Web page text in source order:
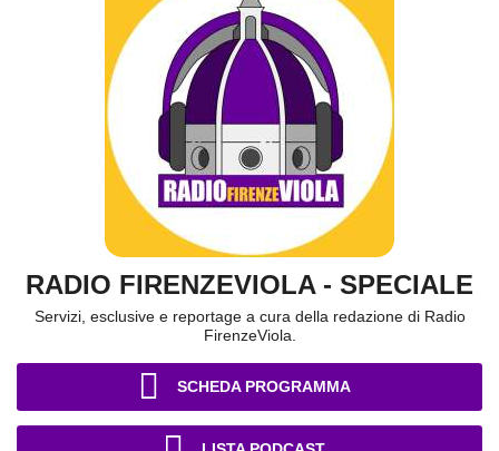
RADIO FIRENZEVIOLA - SPECIALE
Servizi, esclusive e reportage a cura della redazione di Radio
FirenzeViola.
SCHEDA PROGRAMMA